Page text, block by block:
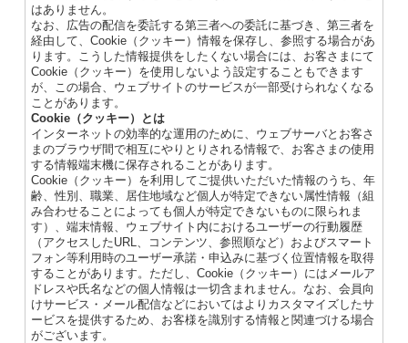
はありません。
なお、広告の配信を委託する第三者への委託に基づき、第三者を
経由して、Cookie（クッキー）情報を保存し、参照する場合があ
ります。こうした情報提供をしたくない場合には、お客さまにて
Cookie（クッキー）を使用しないよう設定することもできます
が、この場合、ウェブサイトのサービスが一部受けられなくなる
ことがあります。
Cookie（クッキー）とは
インターネットの効率的な運用のために、ウェブサーバとお客さ
まのブラウザ間で相互にやりとりされる情報で、お客さまの使用
する情報端末機に保存されることがあります。
Cookie（クッキー）を利用してご提供いただいた情報のうち、年
齢、性別、職業、居住地域など個人が特定できない属性情報（組
み合わせることによっても個人が特定できないものに限られま
す）、端末情報、ウェブサイト内におけるユーザーの行動履歴
（アクセスしたURL、コンテンツ、参照順など）およびスマート
フォン等利用時のユーザー承諾・申込みに基づく位置情報を取得
することがあります。ただし、Cookie（クッキー）にはメールア
ドレスや氏名などの個人情報は一切含まれません。なお、会員向
けサービス・メール配信などにおいてはよりカスタマイズしたサ
ービスを提供するため、お客様を識別する情報と関連づける場合
がございます。